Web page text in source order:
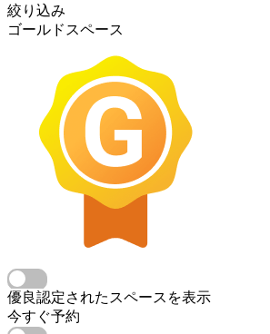
絞り込み
ゴールドスペース
優良認定されたスペースを表示
今すぐ予約